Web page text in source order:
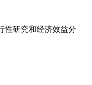
性研究和经济效益分